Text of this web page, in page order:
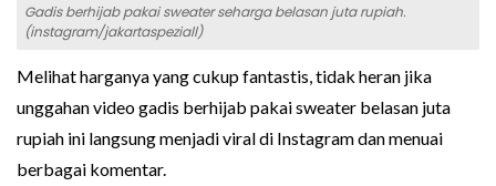
Gadis berhijab pakai sweater seharga belasan juta rupiah.
(instagram/jakartaspeziall)
Melihat harganya yang cukup fantastis, tidak heran jika
unggahan video gadis berhijab pakai sweater belasan juta
rupiah ini langsung menjadi viral di Instagram dan menuai
berbagai komentar.